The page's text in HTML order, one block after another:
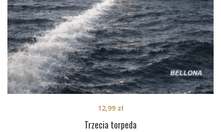
Trzecia torpeda
12,99 zł